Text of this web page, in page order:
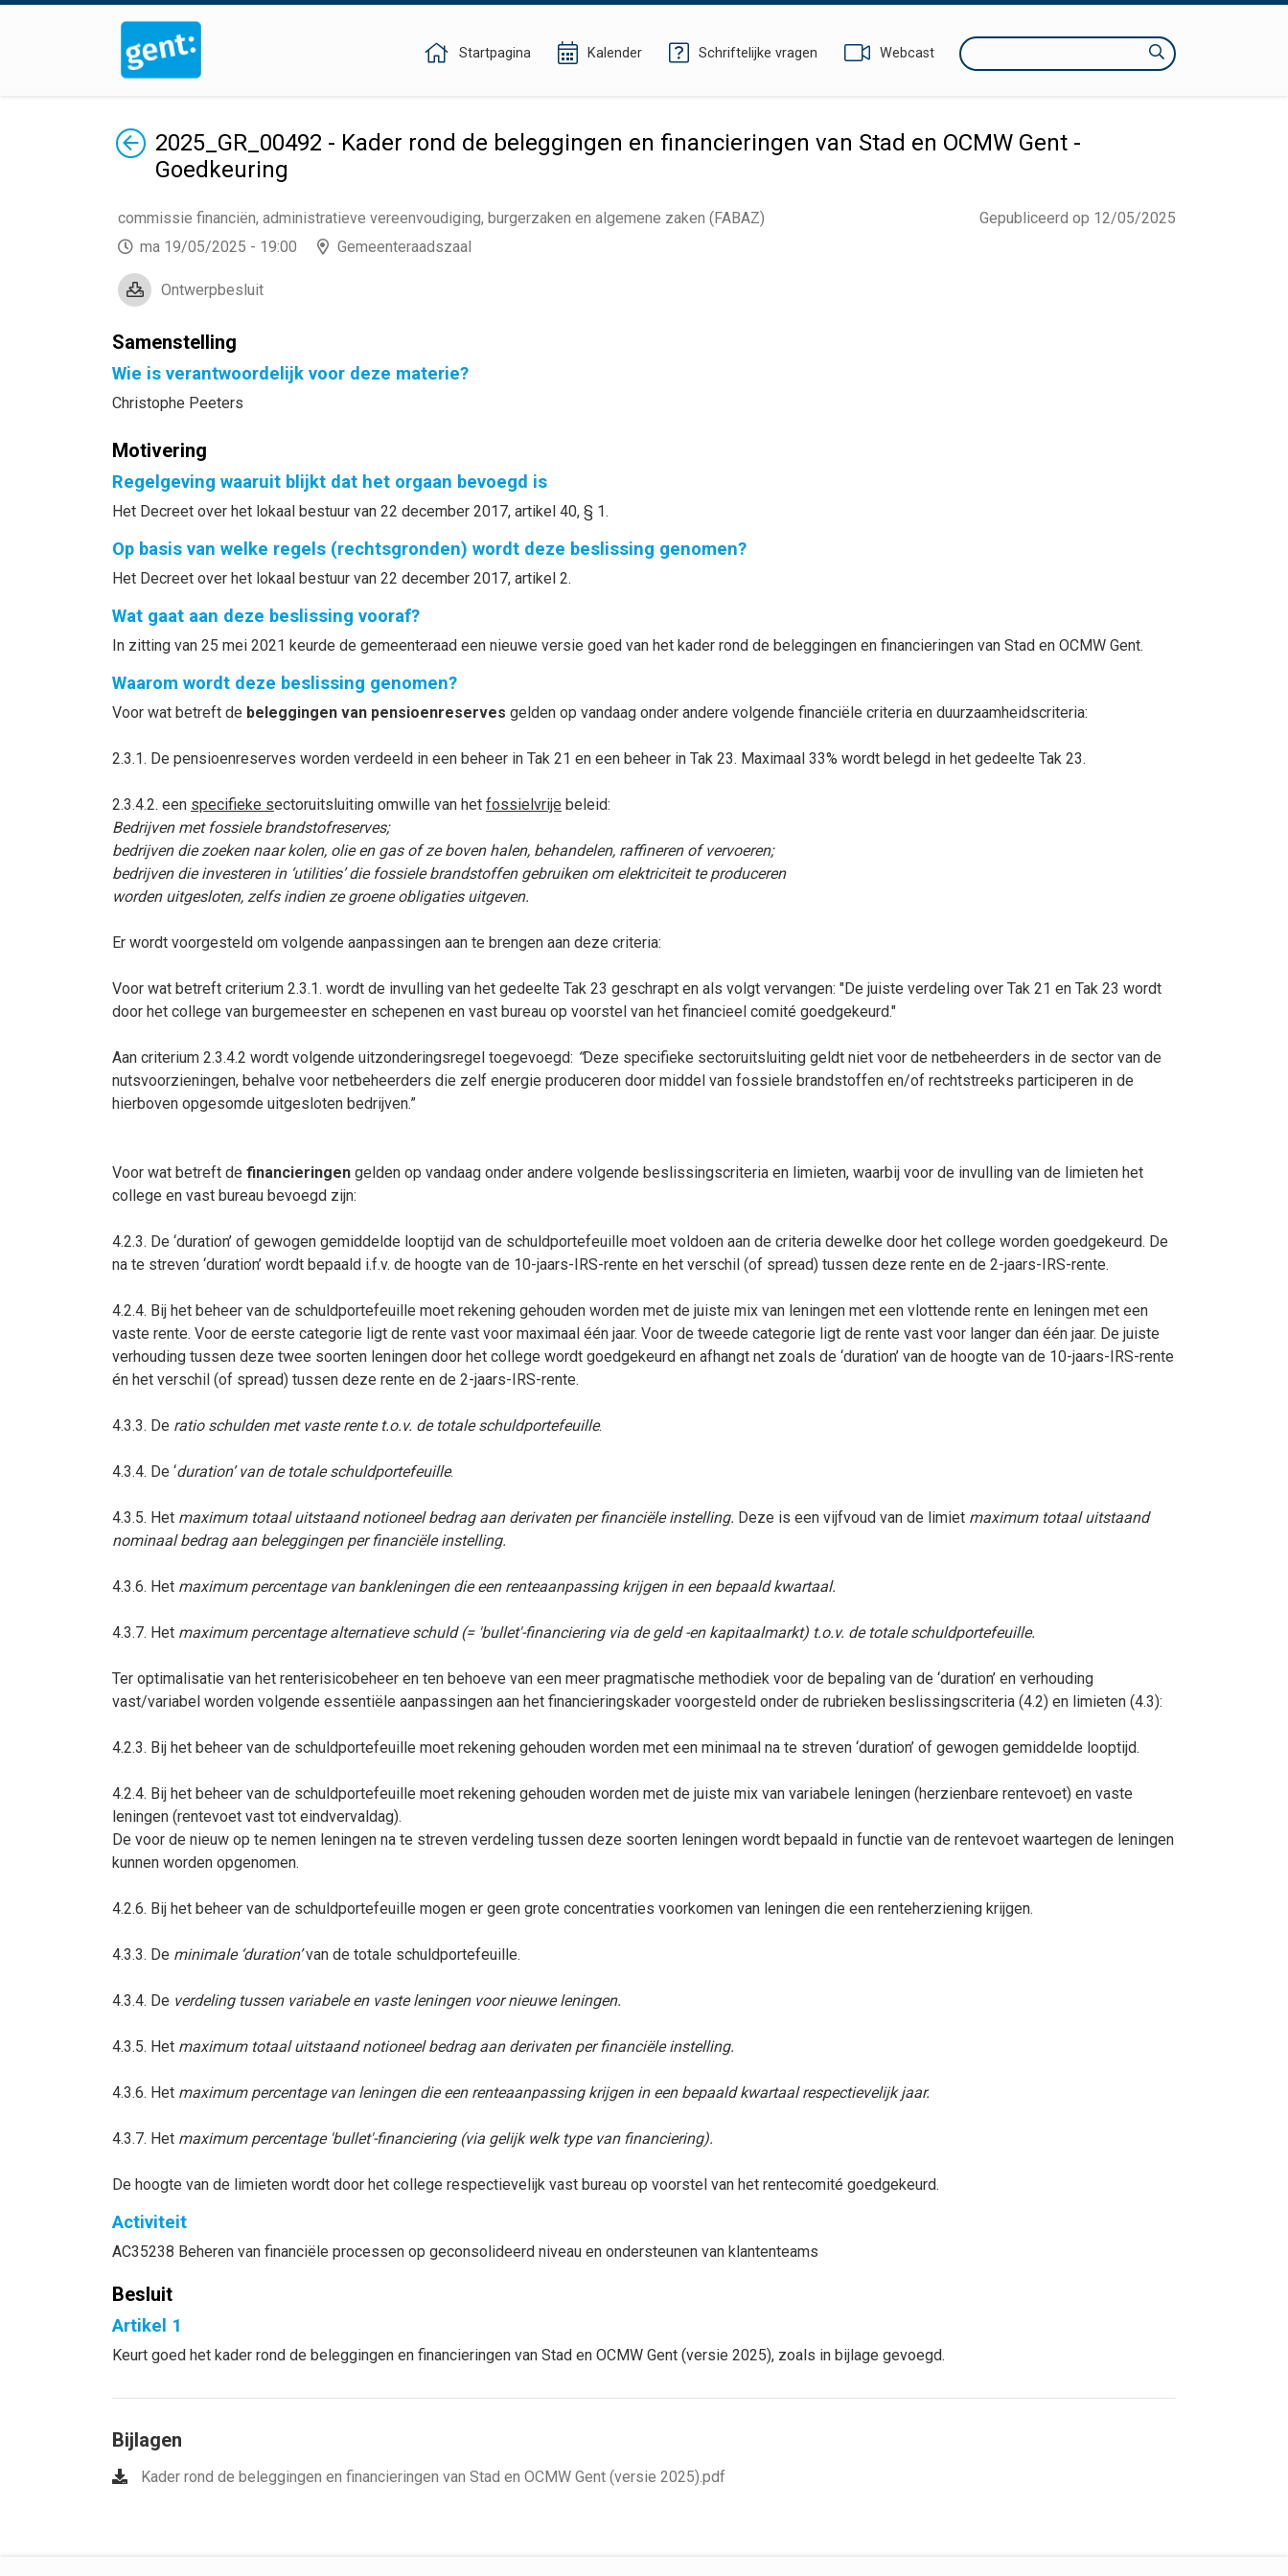
Startpagina Kalender Schriftelijke vragen Webcast Zoeken
Terug2025_GR_00492 - Kader rond de beleggingen en financieringen van Stad en OCMW Gent -
Goedkeuring
Gepubliceerd op 12/05/2025
commissie financiën, administratieve vereenvoudiging, burgerzaken en algemene zaken (FABAZ)
ma 19/05/2025 - 19:00
Gemeenteraadszaal
Ontwerpbesluit
Samenstelling
Wie is verantwoordelijk voor deze materie?
Christophe Peeters
Motivering
Regelgeving waaruit blijkt dat het orgaan bevoegd is
Het Decreet over het lokaal bestuur van 22 december 2017, artikel 40, § 1.
Op basis van welke regels (rechtsgronden) wordt deze beslissing genomen?
Het Decreet over het lokaal bestuur van 22 december 2017, artikel 2.
Wat gaat aan deze beslissing vooraf?
In zitting van 25 mei 2021 keurde de gemeenteraad een nieuwe versie goed van het kader rond de beleggingen en financieringen van Stad en OCMW Gent.
Waarom wordt deze beslissing genomen?
Voor wat betreft de beleggingen van pensioenreserves gelden op vandaag onder andere volgende financiële criteria en duurzaamheidscriteria:
2.3.1. De pensioenreserves worden verdeeld in een beheer in Tak 21 en een beheer in Tak 23. Maximaal 33% wordt belegd in het gedeelte Tak 23.
2.3.4.2. een specifieke sectoruitsluiting omwille van het fossielvrije beleid:
Bedrijven met fossiele brandstofreserves;
bedrijven die zoeken naar kolen, olie en gas of ze boven halen, behandelen, raffineren of vervoeren;
bedrijven die investeren in ‘utilities’ die fossiele brandstoffen gebruiken om elektriciteit te produceren
worden uitgesloten, zelfs indien ze groene obligaties uitgeven.
Er wordt voorgesteld om volgende aanpassingen aan te brengen aan deze criteria:
Voor wat betreft criterium 2.3.1. wordt de invulling van het gedeelte Tak 23 geschrapt en als volgt vervangen: "De juiste verdeling over Tak 21 en Tak 23 wordt
door het college van burgemeester en schepenen en vast bureau op voorstel van het financieel comité goedgekeurd."
Aan criterium 2.3.4.2 wordt volgende uitzonderingsregel toegevoegd: “Deze specifieke sectoruitsluiting geldt niet voor de netbeheerders in de sector van de
nutsvoorzieningen, behalve voor netbeheerders die zelf energie produceren door middel van fossiele brandstoffen en/of rechtstreeks participeren in de
hierboven opgesomde uitgesloten bedrijven.”
Voor wat betreft de financieringen gelden op vandaag onder andere volgende beslissingscriteria en limieten, waarbij voor de invulling van de limieten het
college en vast bureau bevoegd zijn:
4.2.3. De ‘duration’ of gewogen gemiddelde looptijd van de schuldportefeuille moet voldoen aan de criteria dewelke door het college worden goedgekeurd. De
na te streven ‘duration’ wordt bepaald i.f.v. de hoogte van de 10-jaars-IRS-rente en het verschil (of spread) tussen deze rente en de 2-jaars-IRS-rente.
4.2.4. Bij het beheer van de schuldportefeuille moet rekening gehouden worden met de juiste mix van leningen met een vlottende rente en leningen met een
vaste rente. Voor de eerste categorie ligt de rente vast voor maximaal één jaar. Voor de tweede categorie ligt de rente vast voor langer dan één jaar. De juiste
verhouding tussen deze twee soorten leningen door het college wordt goedgekeurd en afhangt net zoals de ‘duration’ van de hoogte van de 10-jaars-IRS-rente
én het verschil (of spread) tussen deze rente en de 2-jaars-IRS-rente.
4.3.3. De ratio schulden met vaste rente t.o.v. de totale schuldportefeuille.
4.3.4. De ‘duration’ van de totale schuldportefeuille.
4.3.5. Het maximum totaal uitstaand notioneel bedrag aan derivaten per financiële instelling. Deze is een vijfvoud van de limiet maximum totaal uitstaand
nominaal bedrag aan beleggingen per financiële instelling.
4.3.6. Het maximum percentage van bankleningen die een renteaanpassing krijgen in een bepaald kwartaal.
4.3.7. Het maximum percentage alternatieve schuld (= 'bullet'-financiering via de geld -en kapitaalmarkt) t.o.v. de totale schuldportefeuille.
Ter optimalisatie van het renterisicobeheer en ten behoeve van een meer pragmatische methodiek voor de bepaling van de ‘duration’ en verhouding
vast/variabel worden volgende essentiële aanpassingen aan het financieringskader voorgesteld onder de rubrieken beslissingscriteria (4.2) en limieten (4.3):
4.2.3. Bij het beheer van de schuldportefeuille moet rekening gehouden worden met een minimaal na te streven ‘duration’ of gewogen gemiddelde looptijd.
4.2.4. Bij het beheer van de schuldportefeuille moet rekening gehouden worden met de juiste mix van variabele leningen (herzienbare rentevoet) en vaste
leningen (rentevoet vast tot eindvervaldag).
De voor de nieuw op te nemen leningen na te streven verdeling tussen deze soorten leningen wordt bepaald in functie van de rentevoet waartegen de leningen
kunnen worden opgenomen.
4.2.6. Bij het beheer van de schuldportefeuille mogen er geen grote concentraties voorkomen van leningen die een renteherziening krijgen.
4.3.3. De minimale ‘duration’van de totale schuldportefeuille.
4.3.4. De verdeling tussen variabele en vaste leningen voor nieuwe leningen.
4.3.5. Het maximum totaal uitstaand notioneel bedrag aan derivaten per financiële instelling.
4.3.6. Het maximum percentage van leningen die een renteaanpassing krijgen in een bepaald kwartaal respectievelijk jaar.
4.3.7. Het maximum percentage 'bullet'-financiering (via gelijk welk type van financiering).
De hoogte van de limieten wordt door het college respectievelijk vast bureau op voorstel van het rentecomité goedgekeurd.
Activiteit
AC35238 Beheren van financiële processen op geconsolideerd niveau en ondersteunen van klantenteams
Besluit
Artikel 1
Keurt goed het kader rond de beleggingen en financieringen van Stad en OCMW Gent (versie 2025), zoals in bijlage gevoegd.
Bijlagen
Kader rond de beleggingen en financieringen van Stad en OCMW Gent (versie 2025).pdf